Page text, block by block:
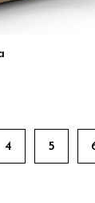
4 5